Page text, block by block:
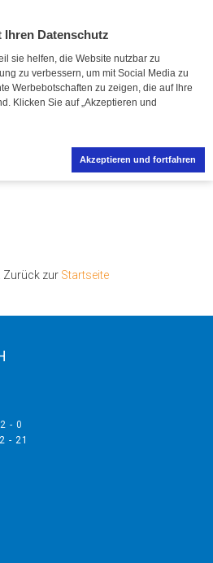
Datenschutz
sie helfen, die Website nutzbar zu
zu verbessern, um mit Social Media zu
Werbebotschaften zu zeigen, die auf Ihre
Klicken Sie auf „Akzeptieren und
Akzeptieren und fortfahren
Zurück zur Startseite
- 0
- 21